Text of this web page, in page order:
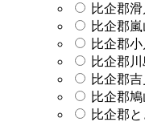
比企郡
比企郡
比企郡
比企郡
比企郡
比企郡
比企郡